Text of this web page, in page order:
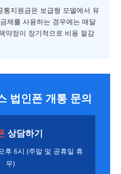
통지원금은 보급형 모델에서 유
제를 사용하는 경우에는 매달
약정이 장기적으로 비용 절감
법인폰 개통 문의
상담하기
후 6시 (주말 및 공휴일 휴
무)